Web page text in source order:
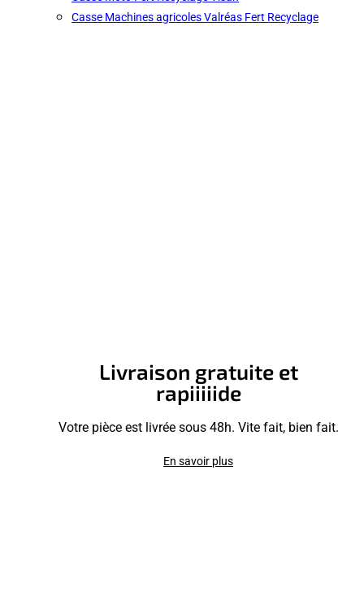
Casse Machines agricoles Valréas Fert Recyclage
Livraison gratuite et
rapiiiiide
Votre pièce est livrée sous 48h. Vite fait, bien fait.
En savoir plus